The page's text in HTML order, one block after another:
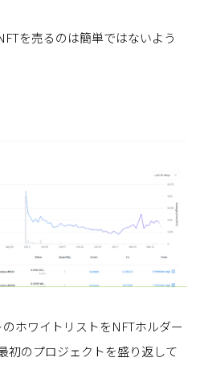
を売るのは簡単ではないよう
ホワイトリストをNFTホルダー
初のプロジェクトを盛り返して